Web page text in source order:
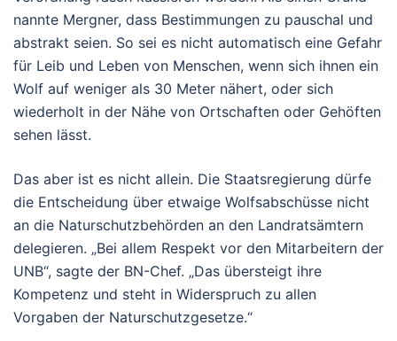
nannte Mergner, dass Bestimmungen zu pauschal und
abstrakt seien. So sei es nicht automatisch eine Gefahr
für Leib und Leben von Menschen, wenn sich ihnen ein
Wolf auf weniger als 30 Meter nähert, oder sich
wiederholt in der Nähe von Ortschaften oder Gehöften
sehen lässt.
Das aber ist es nicht allein. Die Staatsregierung dürfe
die Entscheidung über etwaige Wolfsabschüsse nicht
an die Naturschutzbehörden an den Landratsämtern
delegieren. „Bei allem Respekt vor den Mitarbeitern der
UNB“, sagte der BN-Chef. „Das übersteigt ihre
Kompetenz und steht in Widerspruch zu allen
Vorgaben der Naturschutzgesetze.“